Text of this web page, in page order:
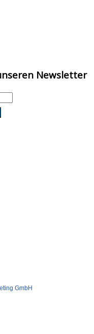
Newsletter
GmbH